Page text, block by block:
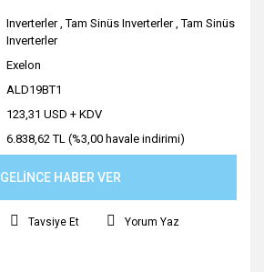
Inverterler ,Tam Sinüs Inverterler ,Tam Sinüs
Inverterler
Exelon
ALD19BT1
123,31 USD + KDV
6.838,62 TL (%3,00 havale indirimi)
GELİNCE HABER VER
Tavsiye Et Yorum Yaz